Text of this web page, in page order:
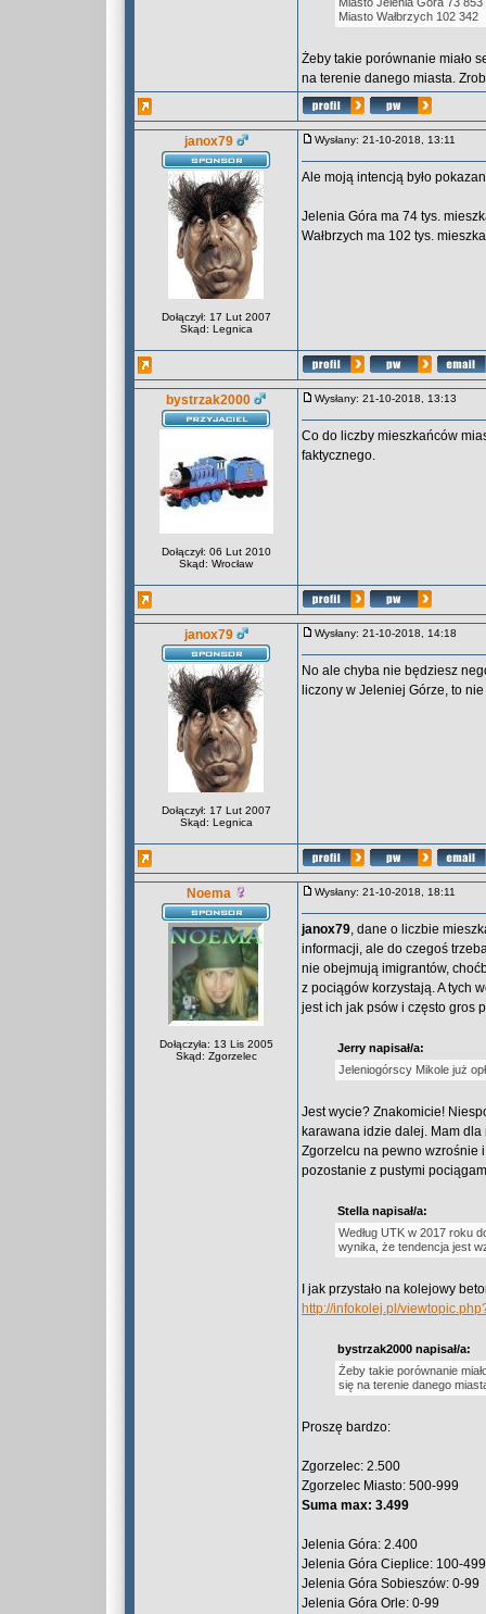
Miasto Wałbrzych 102 342
Żeby takie porównanie miało
na terenie danego miasta.
janox79
Dołączył: 17 Lut 2007
Skąd: Legnica
Wysłany: 21-10-2018, 13:11
Ale moją intencją było
Jelenia Góra ma 74 tys.
Wałbrzych ma 102 tys.
bystrzak2000
Dołączył: 06 Lut 2010
Skąd: Wrocław
Wysłany: 21-10-2018, 13:13
Co do liczby mieszkańców
faktycznego.
janox79
Dołączył: 17 Lut 2007
Skąd: Legnica
Wysłany: 21-10-2018, 14:18
No ale chyba nie będziesz
liczony w Jeleniej Górze, to
Noema
Dołączyła: 13 Lis 2005
Skąd: Zgorzelec
Wysłany: 21-10-2018, 18:11
janox79, dane o liczbie
informacji, ale do czegoś
nie obejmują imigrantów,
z pociągów korzystają. A tych
jest ich jak psów i często gros
Jerry napisał/a:
Jeleniogórscy Mikole już
Jest wycie? Znakomicie!
karawana idzie dalej. Mam
Zgorzelcu na pewno wzrośnie
pozostanie z pustymi
Stella napisał/a:
Według UTK w 2017 roku
wynika, że tendencja jest
I jak przystało na kolejowy
http://infokolej.pl/
bystrzak2000 napisał/a:
Żeby takie porównanie
się na terenie danego
Proszę bardzo:
Zgorzelec: 2.500
Zgorzelec Miasto: 500-999
Suma max: 3.499
Jelenia Góra: 2.400
Jelenia Góra Cieplice: 100-499
Jelenia Góra Sobieszów: 0-99
Jelenia Góra Orle: 0-99